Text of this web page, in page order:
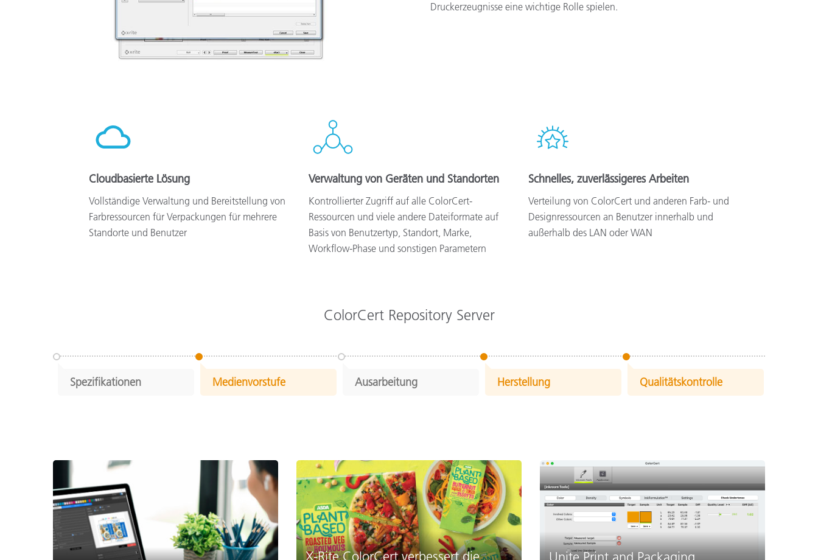
Druckerzeugnisse eine wichtige Rolle spielen.
Cloudbasierte Lösung
Vollständige Verwaltung und Bereitstellung von
Farbressourcen für Verpackungen für mehrere
Standorte und Benutzer
Verwaltung von Geräten und Standorten
Kontrollierter Zugriff auf alle ColorCert-
Ressourcen und viele andere Dateiformate auf
Basis von Benutzertyp, Standort, Marke,
Workflow-Phase und sonstigen Parametern
Schnelles, zuverlässigeres Arbeiten
Verteilung von ColorCert und anderen Farb- und
Designressourcen an Benutzer innerhalb und
außerhalb des LAN oder WAN
ColorCert Repository Server
Spezifikationen Medienvorstufe Ausarbeitung Herstellung Qualitätskontrolle
X-Rite ColorCert verbessert die